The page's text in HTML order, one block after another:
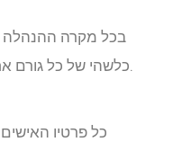
בכל מקרה ההנהלה
כל פרטיו